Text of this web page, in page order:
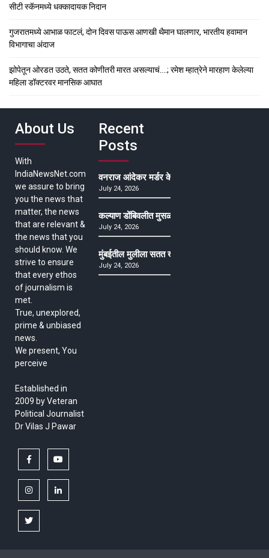
सीटी स्कॅनमध्ये धक्कादायक निदान
गुजरातमध्ये आभाळ फाटलं, दोन दिवस पाऊस आणखी थैमान घालणार, भारतीय हवामान
विभागाचा अंदाज
झोपेतून ओरडत उठते, सतत कोणीतरी मारत असल्याचं….; रमेश म्हात्रेने मारहाण केलेल्या
महिला डॉक्टरवर मानसिक आघात
About Us
With
IndiaNewsNet.com
we assure to bring
you the news that
matter, the news
that are relevant &
the news that you
should know. We
strive to ensure
that every ethos
of journalism is
met.
True, unexplored,
prime & unbiased
news.
We present, You
perceive
Established in
2009 by Veteran
Political Journalist
Dr Vilas J Pawar
facebook
instagramlinkedin
twitter
Recent
Posts
वनराज आंदेकर मर्डर केसमधील साक्षीदाराची हत्या,
July 24, 2026
कल्याण डोंबिवलीत मुसळधार ते अतिमुसळधार पाऊस,
July 24, 2026
मुंबईतील मुलीला सतत खोकला अन् ताप, ७ वर्षे उपचार
July 24, 2026